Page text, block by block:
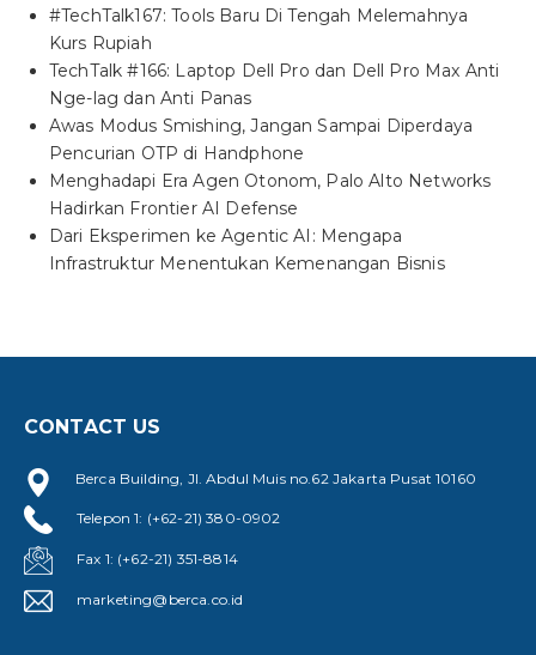
#TechTalk167: Tools Baru Di Tengah Melemahnya
Kurs Rupiah
TechTalk #166: Laptop Dell Pro dan Dell Pro Max Anti
Nge-lag dan Anti Panas
Awas Modus Smishing, Jangan Sampai Diperdaya
Pencurian OTP di Handphone
Menghadapi Era Agen Otonom, Palo Alto Networks
Hadirkan Frontier AI Defense
Dari Eksperimen ke Agentic AI: Mengapa
Infrastruktur Menentukan Kemenangan Bisnis
CONTACT US
Berca Building, Jl. Abdul Muis no.62 Jakarta Pusat 10160
Telepon 1: (+62-21) 380-0902
Fax 1: (+62-21) 351-8814
marketing@berca.co.id